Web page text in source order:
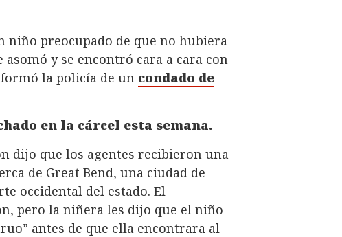
preocupado de que no hubiera
y se encontró cara a cara con
la policía de un condado de
en la cárcel esta semana.
dijo que los agentes recibieron una
de Great Bend, una ciudad de
occidental del estado. El
pero la niñera les dijo que el niño
antes de que ella encontrara al